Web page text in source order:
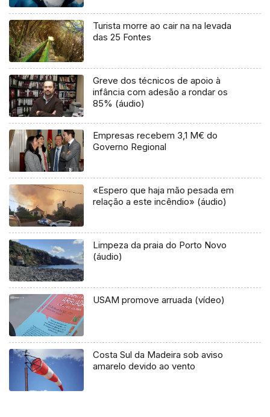
Turista morre ao cair na na levada
das 25 Fontes
Greve dos técnicos de apoio à
infância com adesão a rondar os
85% (áudio)
Empresas recebem 3,1 M€ do
Governo Regional
«Espero que haja mão pesada em
relação a este incêndio» (áudio)
Limpeza da praia do Porto Novo
(áudio)
USAM promove arruada (vídeo)
Costa Sul da Madeira sob aviso
amarelo devido ao vento